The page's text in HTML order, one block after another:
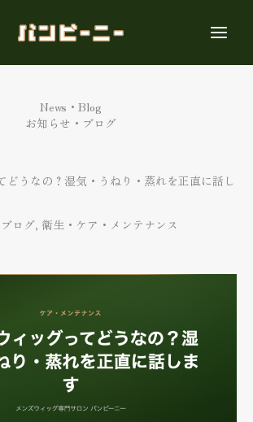
News・Blog
お知らせ・ブログ
どうなの？湿気・うねり・蒸れを正直に話し
ブログ, 衛生・ケア・メンテナンス